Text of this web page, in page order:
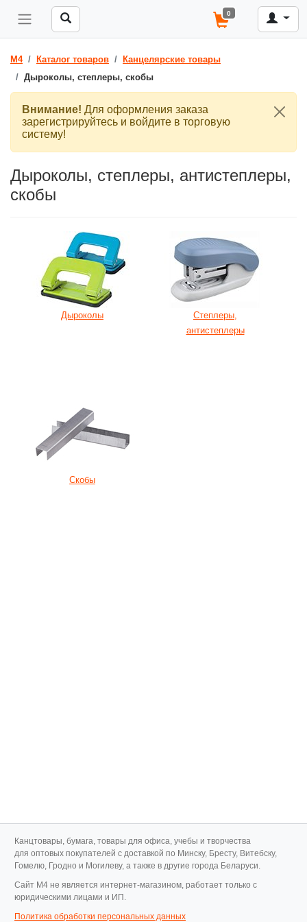
0
M4 Каталог товаров
Канцелярские товары
Дыроколы, степлеры, скобы
Внимание! Для оформления заказа
зарегистрируйтесь и войдите в торговую
систему!
Дыроколы, степлеры, антистеплеры,
скобы
Дыроколы
Степлеры,
антистеплеры
Скобы
Канцтовары, бумага, товары для офиса, учебы и творчества
для оптовых покупателей с доставкой по Минску, Бресту, Витебску,
Гомелю, Гродно и Могилеву, а также в другие города Беларуси.
Cайт M4 не является интернет-магазином, работает только с
юридическими лицами и ИП.
Политика обработки персональных данных